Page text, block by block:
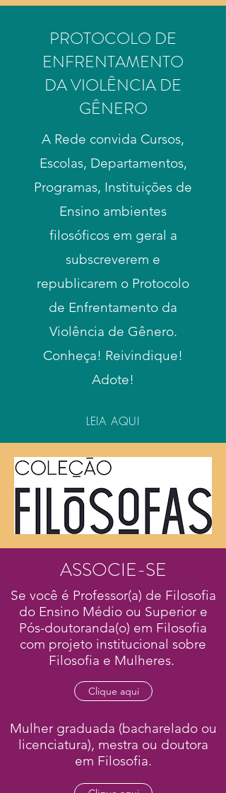
PROTOCOLO DE
ENFRENTAMENTO
DA VIOLÊNCIA DE
GÊNERO
A Rede convida Cursos,
Escolas, Departamentos,
Programas, Instituições de
Ensino ambientes
filosóficos em geral a
subscreverem e
republicarem o Protocolo
de Enfrentamento da
Violência de Gênero.
Conheça! Reivindique!
Adote!
LEIA AQUI
ASSOCIE-SE
Se você é Professor(a) de Filosofia
do Ensino Médio ou Superior e
Pós-doutoranda(o) em Filosofia
com projeto institucional sobre
Filosofia e Mulheres.
Clique aqui
Mulher graduada (bacharelado ou
licenciatura), mestra ou doutora
em Filosofia.